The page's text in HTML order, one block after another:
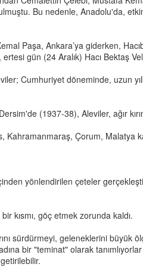
Bu nedenle, Anadolu'da,
Paşa, Ankara’ya giderken,
gün (24 Aralık) Hacı Bektaş
Cumhuriyet döneminde, uzun
(1937-38), Aleviler, ağır
Çorum, Malatya
yönlendirilen çeteler
kısmı, göç etmek zorunda kaldı.
sürdürmeyi, geleneklerini
bir "teminat" olarak